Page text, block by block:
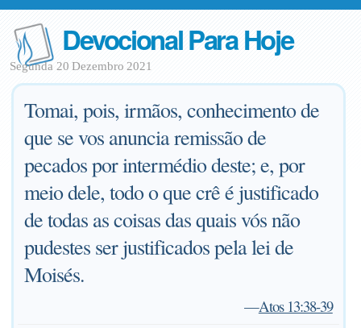
Devocional Para Hoje
Segunda 20 Dezembro 2021
Tomai, pois, irmãos, conhecimento de
que se vos anuncia remissão de
pecados por intermédio deste; e, por
meio dele, todo o que crê é justificado
de todas as coisas das quais vós não
pudestes ser justificados pela lei de
Moisés.
—Atos 13:38-39